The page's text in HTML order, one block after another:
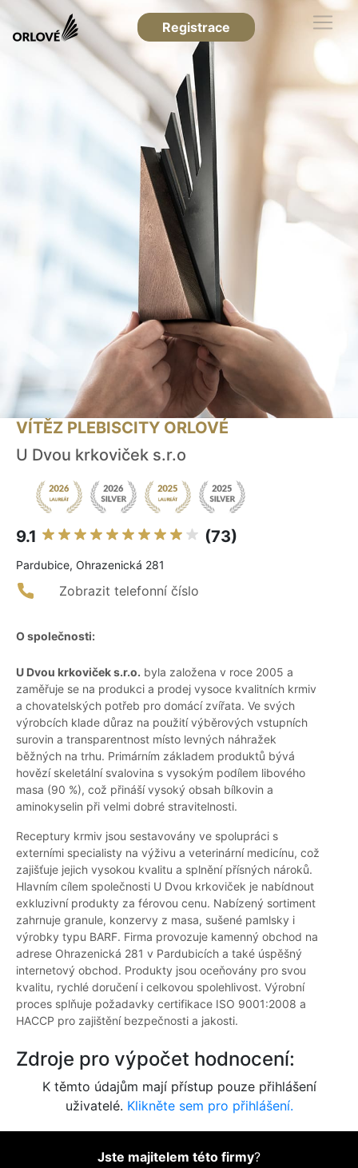
Registrace
VÍTĚZ PLEBISCITY ORLOVÉ
U Dvou krkoviček s.r.o
9.1 (73)
Pardubice, Ohrazenická 281
Zobrazit telefonní číslo
O společnosti:
U Dvou krkoviček s.r.o. byla založena v roce 2005 a
zaměřuje se na produkci a prodej vysoce kvalitních krmiv
a chovatelských potřeb pro domácí zvířata. Ve svých
výrobcích klade důraz na použití výběrových vstupních
surovin a transparentnost místo levných náhražek
běžných na trhu. Primárním základem produktů bývá
hovězí skeletální svalovina s vysokým podílem libového
masa (90 %), což přináší vysoký obsah bílkovin a
aminokyselin při velmi dobré stravitelnosti.
Receptury krmiv jsou sestavovány ve spolupráci s
externími specialisty na výživu a veterinární medicínu, což
zajišťuje jejich vysokou kvalitu a splnění přísných nároků.
Hlavním cílem společnosti U Dvou krkoviček je nabídnout
exkluzivní produkty za férovou cenu. Nabízený sortiment
zahrnuje granule, konzervy z masa, sušené pamlsky i
výrobky typu BARF. Firma provozuje kamenný obchod na
adrese Ohrazenická 281 v Pardubicích a také úspěšný
internetový obchod. Produkty jsou oceňovány pro svou
kvalitu, rychlé doručení i celkovou spolehlivost. Výrobní
proces splňuje požadavky certifikace ISO 9001:2008 a
HACCP pro zajištění bezpečnosti a jakosti.
Zdroje pro výpočet hodnocení:
K těmto údajům mají přístup pouze přihlášení
uživatelé. Klikněte sem pro přihlášení.
Jste majitelem této firmy?